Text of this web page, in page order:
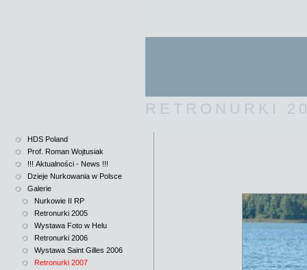
RETRONURKI
HDS Poland
Prof. Roman Wojtusiak
!!! Aktualności - News !!!
Dzieje Nurkowania w Polsce
Galerie
Nurkowie II RP
Retronurki 2005
Wystawa Foto w Helu
Retronurki 2006
Wystawa Saint Gilles 2006
Retronurki 2007